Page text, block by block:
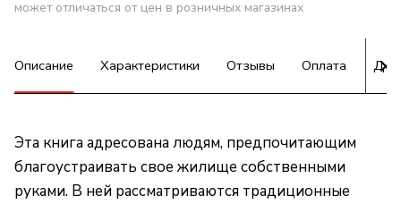
может отличаться от цен в розничных магазинах
Описание Характеристики Отзывы Оплата
Эта книга адресована людям, предпочитающим
благоустраивать свое жилище собственными
руками. В ней рассматриваются традиционные